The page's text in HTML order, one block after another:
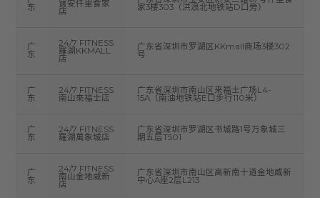
东 寶安仟里食家
店 家3楼303（洪浪北地铁站D口旁）
广
东
24/7 FITNESS
羅湖KKMALL
店
广东省深圳市罗湖区KKmall商场3楼302
号
广
东
24/7 FITNESS
南山來福士店
广东省深圳市南山区来福士广场L4-
15A（南油地铁站E口步行110米）
广
东
24/7 FITNESS
羅湖萬象城店
广东省深圳市罗湖区书城路1号万象城三
期五层T501
广
东
24/7 FITNESS
南山金地威新
店
广东省深圳市南山区高新南十道金地威新
中心A座2层L213